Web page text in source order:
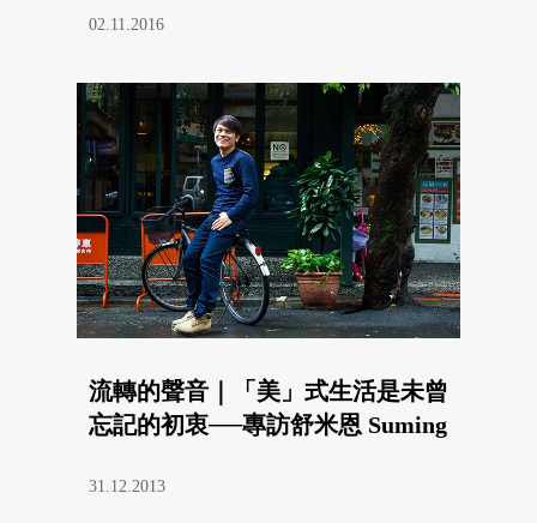
02.11.2016
流轉的聲音｜「美」式生活是未曾
忘記的初衷──專訪舒米恩 Suming
31.12.2013